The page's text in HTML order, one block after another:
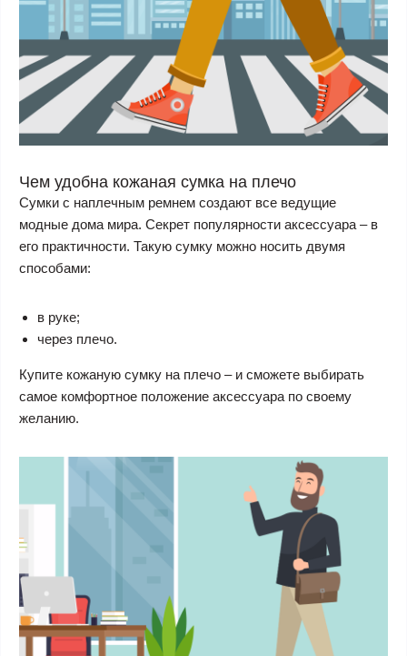
Чем удобна кожаная сумка на плечо
Сумки с наплечным ремнем создают все ведущие
модные дома мира. Секрет популярности аксессуара – в
его практичности. Такую сумку можно носить двумя
способами:
в руке;
через плечо.
Купите кожаную сумку на плечо – и сможете выбирать
самое комфортное положение аксессуара по своему
желанию.